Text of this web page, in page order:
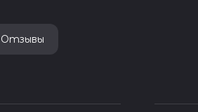
Отзывы